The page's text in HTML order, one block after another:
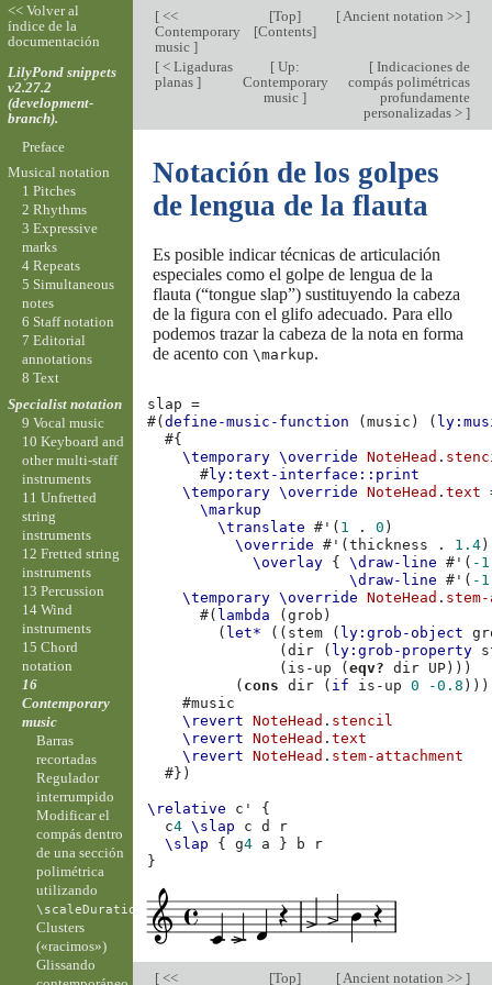
[<<
Contemporary
music ]
[Top]
[Contents]
[Ancient notation >> ]
[< Ligaduras
planas ]
[ Up:
Contemporary
music]
[Indicaciones de
compás polimétricas
profundamente
personalizadas > ]
Notación de los golpes
de lengua de la flauta
Es posible indicar técnicas de articulación
especiales como el golpe de lengua de la
flauta (“tongue slap”) sustituyendo la cabeza
de la figura con el glifo adecuado. Para ello
podemos trazar la cabeza de la nota en forma
de acento con \markup.
slap
=
#(define-music-function (music ) (
#{
\temporary \override NoteHead .
#ly:text-interface::print
\temporary \override NoteHead .text
\markup
\translate
# ' ( 1 . 0 )
\override
# ' (thickness . 1.4 )
\overlay { \draw-line # ' ( -
\draw-line
# ' ( -
\temporary \override NoteHead .
#( lambda (grob )
( let* (( stem ( ly:grob-object
(dir ( ly:grob-property
( is-up (eqv? dir UP )))
( cons dir ( if is-up 0 -0.8
#music
\revert
NoteHead . stencil
\revert
NoteHead .text
\revert
NoteHead . stem-attachment
#})
\relative c'
{
c4 \slap c d
r
\slap
{ g4 a } b
r
}
[<<
[Top]
[Ancient notation >> ]
<< Volver al
índice de la
documentación
LilyPond snippets
v2.27.2
(development-
branch).
Preface
Musical notation
1 Pitches
2 Rhythms
3 Expressive
marks
4 Repeats
5 Simultaneous
notes
6 Staff notation
7 Editorial
annotations
8 Text
Specialist notation
9 Vocal music
10 Keyboard and
other multi-staff
instruments
11 Unfretted
string
instruments
12 Fretted string
instruments
13 Percussion
14 Wind
instruments
15 Chord
notation
16
Contemporary
music
Barras
recortadas
Regulador
interrumpido
Modificar el
compás dentro
de una sección
polimétrica
utilizando
\scaleDurations
Clusters
(«racimos»)
Glissando